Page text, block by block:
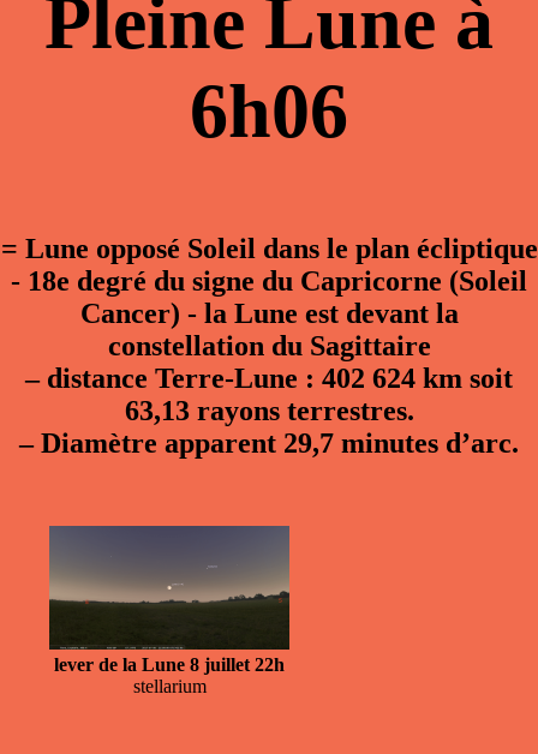
Pleine Lune à
6h06
= Lune opposé Soleil dans le plan écliptique
- 18e degré du signe du Capricorne (Soleil
Cancer) - la Lune est devant la
constellation du Sagittaire
–distance Terre-Lune : 402 624 km soit
63,13 rayons terrestres.
–Diamètre apparent 29,7 minutes d’arc.
lever de la Lune 8 juillet 22h
stellarium